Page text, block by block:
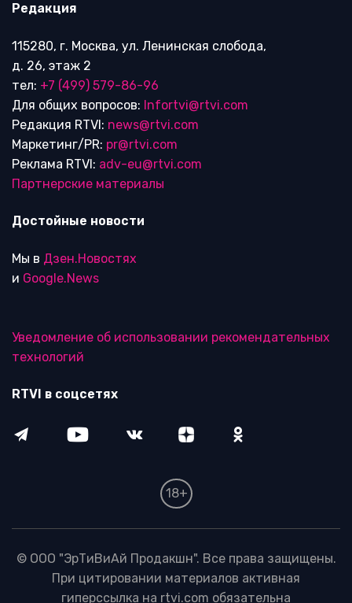
Редакция
115280, г. Москва, ул. Ленинская слобода,
д. 26, этаж 2
тел: +7 (499) 579-86-96
Для общих вопросов: Infortvi@rtvi.com
Редакция RTVI: news@rtvi.com
Маркетинг/PR: pr@rtvi.com
Реклама RTVI: adv-eu@rtvi.com
Партнерские материалы
Достойные новости
Мы в Дзен.Новостях
и Google.News
Уведомление об использовании рекомендательных
технологий
RTVI в соцсетях
18+
© ООО "ЭрТиВиАй Продакшн". Все права защищены.
При цитировании материалов активная
гиперссылка на rtvi.com обязательна